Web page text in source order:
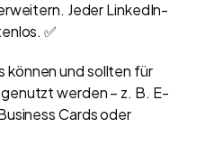
Jeder LinkedIn-
✅
und sollten für
werden – z. B. E-
Cards oder